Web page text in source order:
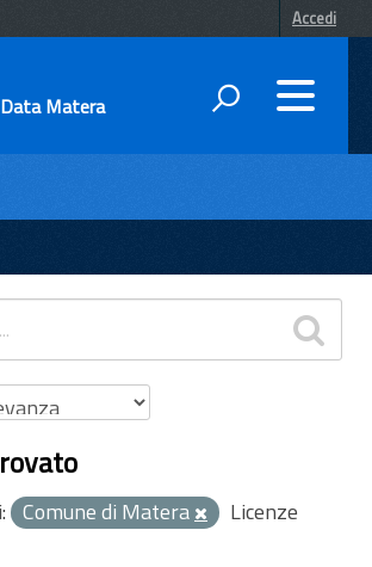
Accedi
Matera
Comune di Matera
Licenze